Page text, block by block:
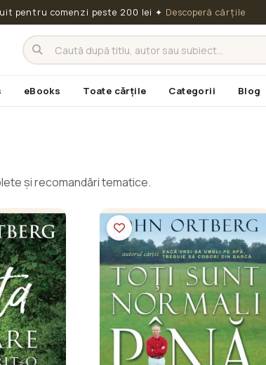
pentru comenzi peste 200 lei ✦ Descoperă cărțile
eBooks Toate cărțile Categorii Blog
și recomandări tematice.